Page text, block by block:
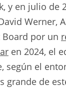
y en julio
Werner,
por un
en 2024, el
según el
grande de